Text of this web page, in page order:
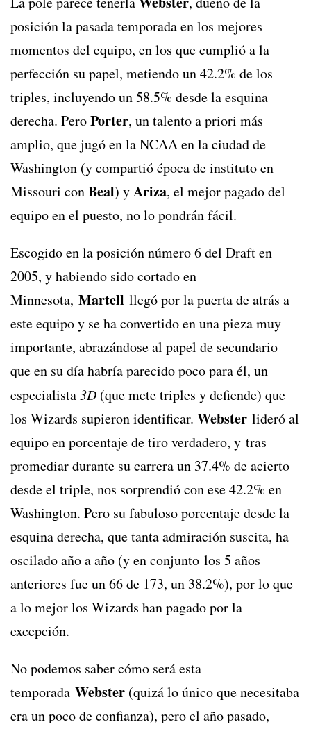
posición la pasada temporada en los mejores
momentos del equipo, en los que cumplió a la
perfección su papel, metiendo un 42.2% de los
triples, incluyendo un 58.5% desde la esquina
derecha. PeroPorter, un talento a priori más
amplio, que jugó en la NCAA en la ciudad de
Washington (y compartió época de instituto en
Missouri conBeal) yAriza, el mejor pagado del
equipo en el puesto, no lo pondrán fácil.
Escogido en la posición número 6 del Draft en
2005, y habiendo sido cortado en
Minnesota, Martell llegó por la puerta de atrás a
este equipo y se ha convertido en una pieza muy
importante, abrazándose al papel de secundario
que en su día habría parecido poco para él, un
especialista3D (que mete triples y defiende) que
los Wizards supieron identificar. Webster lideró al
equipo en porcentaje de tiro verdadero, y tras
promediar durante su carrera un 37.4% de acierto
desde el triple, nos sorprendió con ese 42.2% en
Washington. Pero su fabuloso porcentaje desde la
esquina derecha, que tanta admiración suscita, ha
oscilado año a año (y en conjunto los 5 años
anteriores fue un 66 de 173, un 38.2%), por lo que
a lo mejor los Wizards han pagado por la
excepción.
No podemos saber cómo será esta
temporada Webster (quizá lo único que necesitaba
era un poco de confianza), pero el año pasado,